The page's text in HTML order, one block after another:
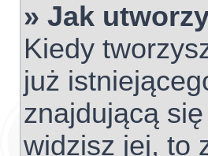
» Jak
Kiedy
już
znajdującą
widzisz jej, to